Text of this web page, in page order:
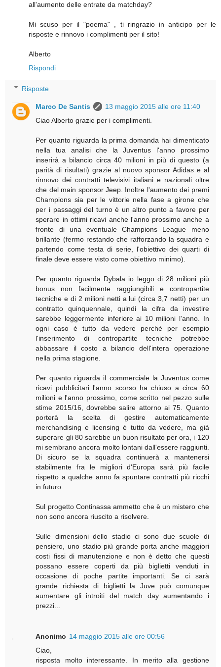
all'aumento delle entrate da matchday?
Mi scuso per il "poema" , ti ringrazio in anticipo per le
risposte e rinnovo i complimenti per il sito!
Alberto
Rispondi
Risposte
Marco De Santis
13 maggio 2015 alle ore 11:40
Ciao Alberto grazie per i complimenti.
Per quanto riguarda la prima domanda hai dimenticato
nella tua analisi che la Juventus l'anno prossimo
inserirà a bilancio circa 40 milioni in più di questo (a
parità di risultati) grazie al nuovo sponsor Adidas e al
rinnovo dei contratti televisivi italiani e nazionali oltre
che del main sponsor Jeep. Inoltre l'aumento dei premi
Champions sia per le vittorie nella fase a girone che
per i passaggi del turno è un altro punto a favore per
sperare in ottimi ricavi anche l'anno prossimo anche a
fronte di una eventuale Champions League meno
brillante (fermo restando che rafforzando la squadra e
partendo come testa di serie, l'obiettivo dei quarti di
finale deve essere visto come obiettivo minimo).
Per quanto riguarda Dybala io leggo di 28 milioni più
bonus non facilmente raggiungibili e contropartite
tecniche e di 2 milioni netti a lui (circa 3,7 netti) per un
contratto quinquennale, quindi la cifra da investire
sarebbe leggermente inferiore ai 10 milioni l'anno. In
ogni caso è tutto da vedere perché per esempio
l'inserimento di contropartite tecniche potrebbe
abbassare il costo a bilancio dell'intera operazione
nella prima stagione.
Per quanto riguarda il commerciale la Juventus come
ricavi pubblicitari l'anno scorso ha chiuso a circa 60
milioni e l'anno prossimo, come scritto nel pezzo sulle
stime 2015/16, dovrebbe salire attorno ai 75. Quanto
porterà la scelta di gestire automaticamente
merchandising e licensing è tutto da vedere, ma già
superare gli 80 sarebbe un buon risultato per ora, i 120
mi sembrano ancora molto lontani dall'essere raggiunti.
Di sicuro se la squadra continuerà a mantenersi
stabilmente fra le migliori d'Europa sarà più facile
rispetto a qualche anno fa spuntare contratti più ricchi
in futuro.
Sul progetto Continassa ammetto che è un mistero che
non sono ancora riuscito a risolvere.
Sulle dimensioni dello stadio ci sono due scuole di
pensiero, uno stadio più grande porta anche maggiori
costi fissi di manutenzione e non è detto che questi
possano essere coperti da più biglietti venduti in
occasione di poche partite importanti. Se ci sarà
grande richiesta di biglietti la Juve può comunque
aumentare gli introiti del match day aumentando i
prezzi...
Anonimo 14 maggio 2015 alle ore 00:56
Ciao,
risposta molto interessante. In merito alla gestione